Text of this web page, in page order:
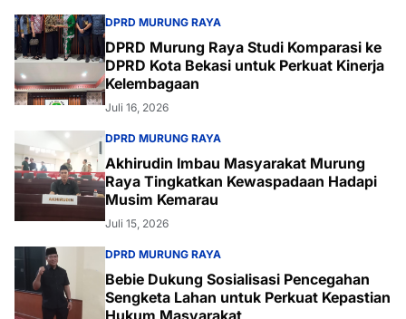
DPRD MURUNG RAYA
DPRD Murung Raya Studi Komparasi ke
DPRD Kota Bekasi untuk Perkuat Kinerja
Kelembagaan
Juli 16, 2026
DPRD MURUNG RAYA
Akhirudin Imbau Masyarakat Murung
Raya Tingkatkan Kewaspadaan Hadapi
Musim Kemarau
Juli 15, 2026
DPRD MURUNG RAYA
Bebie Dukung Sosialisasi Pencegahan
Sengketa Lahan untuk Perkuat Kepastian